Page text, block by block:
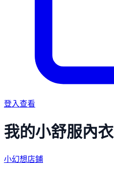
登入查看
我的小舒服內衣
小幻想店鋪